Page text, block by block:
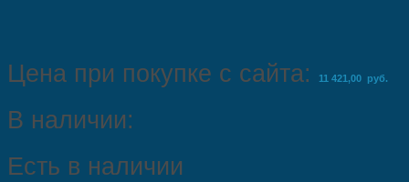
Цена при покупке с сайта: 11 421,00 руб.
В наличии:
Есть в наличии